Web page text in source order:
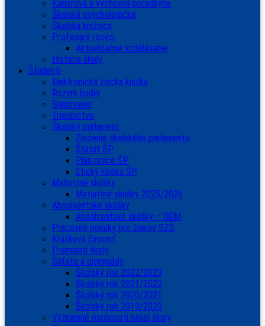
Kariérová a výchovná poradkyňa
Školská psychologička
Školská knižnica
Profesijný rozvoj
Aktualizačné vzdelávanie
História školy
Študenti
Elektronická žiacka knižka
Rozvrh hodín
Suplovanie
Triednictvo
Školský parlament
Zloženie školského parlamentu
Štatút ŠP
Plán práce ŠP
Etický kódex ŠP
Maturitné skúšky
Maturitné skúšky 2025/2026
Absolventské skúšky
Absolventské skúšky – DOM
Pracovné ponuky pre žiakov SZŠ
Krúžková činnosť
Premianti školy
Súťaže a olympiády
Školský rok 2022/2023
Školský rok 2021/2022
Školský rok 2020/2021
Školský rok 2019/2020
Významné osobnosti našej školy